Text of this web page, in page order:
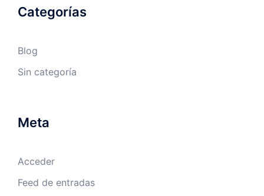
Categorías
Blog
Sin categoría
Meta
Acceder
Feed de entradas